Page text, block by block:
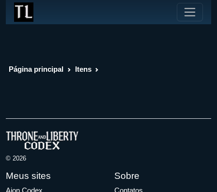
Página principal Itens
© 2026
Meus sites Sobre